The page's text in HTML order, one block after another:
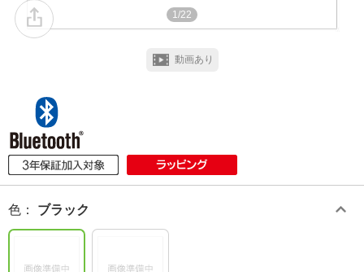
1/22
動画あり
色 ： ブラック